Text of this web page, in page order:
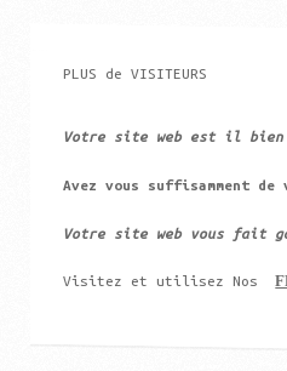
PLUS de VISITEURS
Votre site web est il bien
Avez vous suffisamment
Votre site web vous fait
Visitez et utilisez Nos